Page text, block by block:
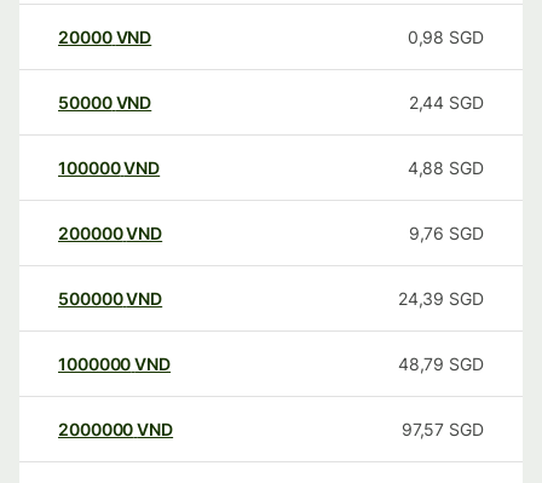
20000 VND 0,98 SGD
50000 VND 2,44 SGD
100000VND 4,88 SGD
200000VND 9,76 SGD
500000VND 24,39 SGD
1000000VND 48,79 SGD
2000000VND 97,57 SGD